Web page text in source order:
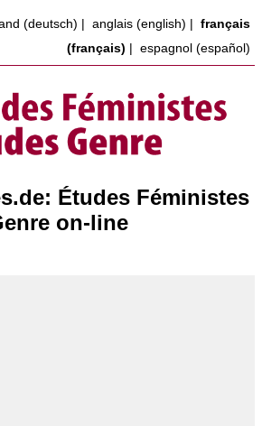
(deutsch) anglais (english)
français
(français)
espagnol (español)
Études Féministes
on-line